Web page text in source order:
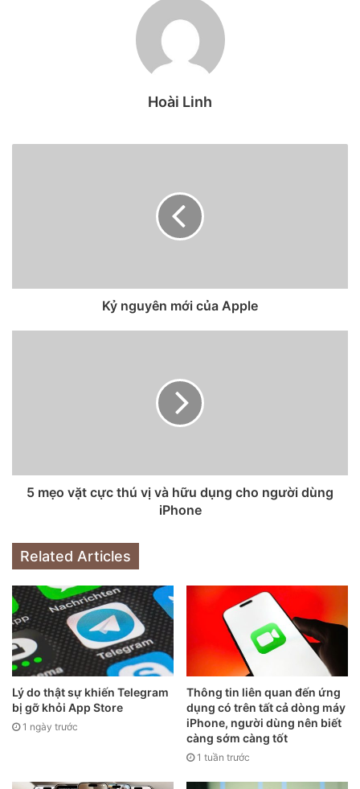
rằng máy được trang bị màn hình liền mạch như Galaxy
Bên cạnh đó, điện thoại gập của Apple được dự đoán sẽ
dùng công nghệ microLED. Công nghệ này đang được đánh
Máy quét vân tay dưới màn hình đã xuất hiện trên điện
thoại thông thường, nhưng chưa có smartphone gập nào có
tính năng này do tấm nền của chúng chưa đủ cứng để hỗ
ra. Hiện Samsung đã bắt tay với Corning để nghiên cứu
kính cường lực riêng cho loại smartphone này. Nếu mọi
việc suôn sẻ, kính cường lực cho smartphone gập do
khác đưa vào sản phẩm của mình.
Hoài Linh
Kỷ nguyên mới của Apple
5 mẹo vặt cực thú vị và hữu dụng cho người dùng
iPhone
Related Articles
Lý do thật sự khiến Telegram
bị gỡ khỏi App Store
1 ngày trước
Thông tin liên quan đến ứng
dụng có trên tất cả dòng máy
iPhone, người dùng nên biết
càng sớm càng tốt
1 tuần trước